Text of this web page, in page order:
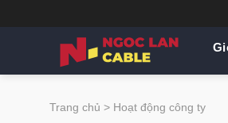
Trang chủ > Hoạt động công ty